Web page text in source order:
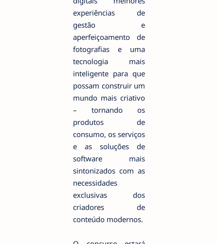
experiências de
gestão e
aperfeiçoamento de
fotografias e uma
tecnologia mais
inteligente para que
possam construir um
mundo mais criativo
– tornando os
produtos de
consumo, os serviços
e as soluções de
software mais
sintonizados com as
necessidades
exclusivas dos
criadores de
conteúdo modernos.